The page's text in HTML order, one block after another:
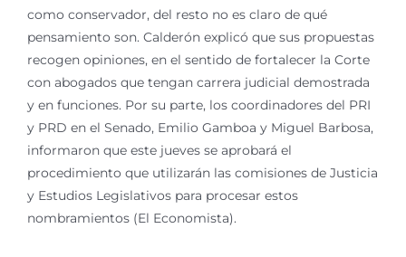
como conservador, del resto no es claro de qué
pensamiento son. Calderón explicó que sus propuestas
recogen opiniones, en el sentido de fortalecer la Corte
con abogados que tengan carrera judicial demostrada
y en funciones. Por su parte, los coordinadores del PRI
y PRD en el Senado, Emilio Gamboa y Miguel Barbosa,
informaron que este jueves se aprobará el
procedimiento que utilizarán las comisiones de Justicia
y Estudios Legislativos para procesar estos
nombramientos (El Economista).